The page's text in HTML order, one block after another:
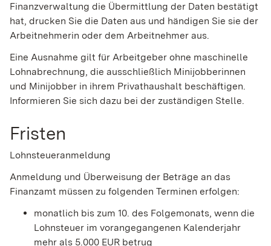
Finanzverwaltung die Übermittlung der Daten bestätigt
hat, drucken Sie die Daten aus und händigen Sie sie der
Arbeitnehmerin oder dem Arbeitnehmer aus.
Eine Ausnahme gilt für Arbeitgeber ohne maschinelle
Lohnabrechnung, die ausschließlich Minijobberinnen
und Minijobber in ihrem Privathaushalt beschäftigen.
Informieren Sie sich dazu bei der zuständigen Stelle.
Fristen
Lohnsteueranmeldung
Anmeldung und Überweisung der Beträge an das
Finanzamt müssen zu folgenden Terminen erfolgen:
monatlich bis zum 10. des Folgemonats, wenn die
Lohnsteuer im vorangegangenen Kalenderjahr
mehr als 5.000 EUR betrug